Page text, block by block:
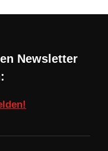
Newsletter